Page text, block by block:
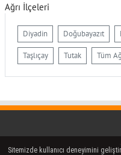
Ağrı İlçeleri
Diyadin Doğubayazıt
Taşlıçay Tutak Tüm
Sitemizde kullanıcı deneyimini